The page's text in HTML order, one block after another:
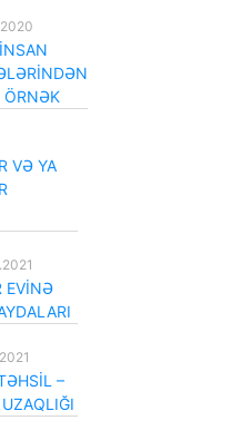
ÖRNƏK
VƏ YA
EVİNƏ
–